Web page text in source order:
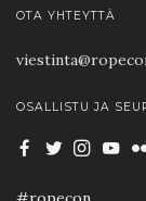
OTA YHTEYTTÄ
OSALLISTU JA